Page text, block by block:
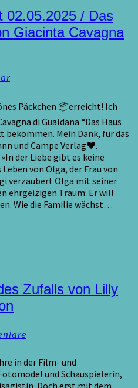
02.05.2025 / Das
Giacinta Cavagna
Päckchen 📦erreicht! Ich
di Gualdana “Das Haus
bekommen. Mein Dank, für das
und Campe Verlag❤️.
der Liebe gibt es keine
von Olga, der Frau von
verzaubert Olga mit seiner
ehrgeizigen Traum: Er will
Wie die Familie wächst…
Zufalls von Lilly
in der Film- und
und Schauspielerin,
Doch erst mit dem